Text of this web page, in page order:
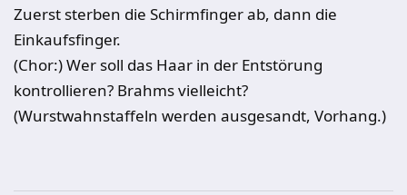
Zuerst sterben die Schirmfinger ab, dann die
Einkaufsfinger.
(Chor:) Wer soll das Haar in der Entstörung
kontrollieren? Brahms vielleicht?
(Wurstwahnstaffeln werden ausgesandt, Vorhang.)